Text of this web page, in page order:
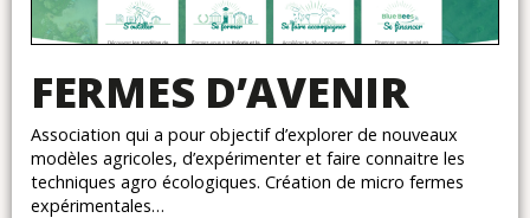
FERMES D’AVENIR
Association qui a pour objectif d’explorer de nouveaux
modèles agricoles, d’expérimenter et faire connaitre les
techniques agro écologiques. Création de micro fermes
expérimentales…